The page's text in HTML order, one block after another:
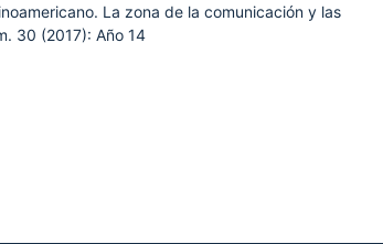
La zona de la comunicación y las
30 (2017): Año 14